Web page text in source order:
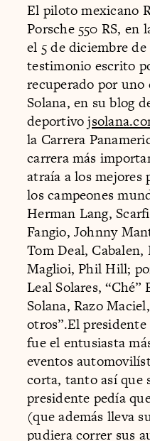
El piloto mexicano
Porsche 550 RS, en
el 5 de diciembre
testimonio escrito
recuperado por uno
Solana, en su blog
deportivo
la Carrera
carrera más
atraía a los mejores
los campeones
Herman Lang,
Fangio, Johnny
Tom Deal, Cabalen,
Maglioi, Phil Hill;
Leal Solares, “Ché”
Solana, Razo
otros”.El
fue el entusiasta
eventos
corta, tanto así que
presidente pedía
(que además lleva
pudiera correr sus